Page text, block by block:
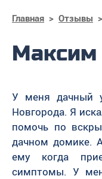
Главная > Отзывы >
Максим
У меня дачный
Новгорода. Я
помочь по
дачном домике.
ему когда
симптомы. У